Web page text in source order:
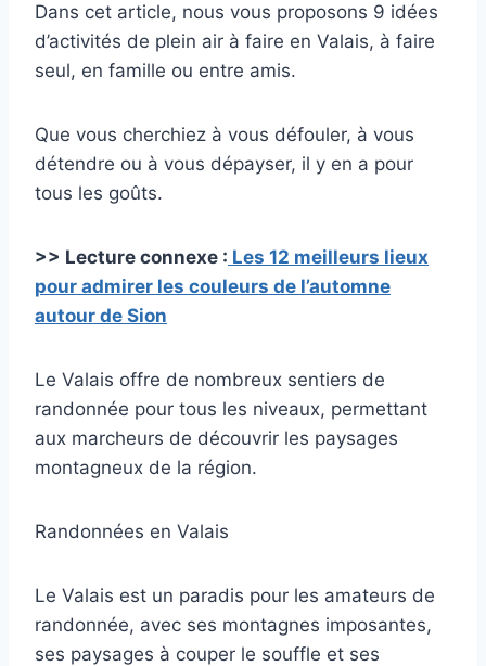
Dans cet article, nous vous proposons 9 idées
d’activités de plein air à faire en Valais, à faire
seul, en famille ou entre amis.
Que vous cherchiez à vous défouler, à vous
détendre ou à vous dépayser, il y en a pour
tous les goûts.
>> Lecture connexe : Les 12 meilleurs lieux
pour admirer les couleurs de l’automne
autour de Sion
Le Valais offre de nombreux sentiers de
randonnée pour tous les niveaux, permettant
aux marcheurs de découvrir les paysages
montagneux de la région.
Randonnées en Valais
Le Valais est un paradis pour les amateurs de
randonnée, avec ses montagnes imposantes,
ses paysages à couper le souffle et ses